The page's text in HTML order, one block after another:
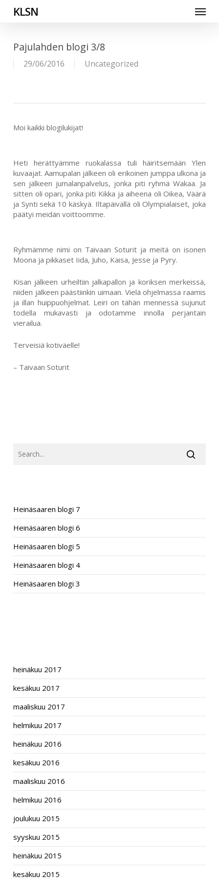
KLSN Menu
Pajulahden blogi 3/8
29/06/2016 Uncategorized
Moi kaikki blogilukijat!
Heti herättyämme ruokalassa tuli häiritsemään Ylen
kuvaajat. Aamupalan jälkeen oli erikoinen jumppa ulkona ja
sen jälkeen jumalanpalvelus, jonka piti ryhmä Wakaa. Ja
sitten oli opari, jonka piti Kikka ja aiheena oli Oikea, Väärä
ja Synti sekä 10 käskyä. Iltapäivällä oli Olympialaiset, joka
päätyi meidän voittoomme.
Ryhmämme nimi on Taivaan Soturit ja meitä on isonen
Moona ja pikkaset Iida, Juho, Kaisa, Jesse ja Pyry.
Kisan jälkeen urheiltiin jalkapallon ja koriksen merkeissä,
niiden jälkeen päästiinkin uimaan. Vielä ohjelmassa raamis
ja illan huippuohjelmat. Leiri on tähän mennessä sujunut
todella mukavasti ja odotamme innolla perjantain
vierailua.
Terveisiä kotiväelle!
– Taivaan Soturit
Heinäsaaren blogi 7
Heinäsaaren blogi 6
Heinäsaaren blogi 5
Heinäsaaren blogi 4
Heinäsaaren blogi 3
heinäkuu 2017
kesäkuu 2017
maaliskuu 2017
helmikuu 2017
heinäkuu 2016
kesäkuu 2016
maaliskuu 2016
helmikuu 2016
joulukuu 2015
syyskuu 2015
heinäkuu 2015
kesäkuu 2015